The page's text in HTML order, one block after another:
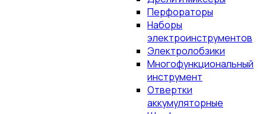
Перфораторы
Наборы
электроинструментов
Электролобзики
Многофункциональный
инструмент
Отвертки
аккумуляторные